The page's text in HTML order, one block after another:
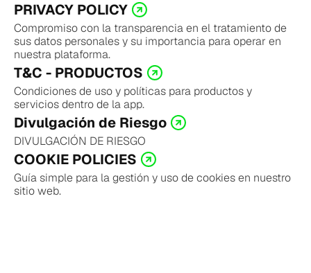
PRIVACY POLICY
Compromiso con la transparencia en el tratamiento de
sus datos personales y su importancia para operar en
nuestra plataforma.
T&C - PRODUCTOS
Condiciones de uso y políticas para productos y
servicios dentro de la app.
Divulgación de Riesgo
DIVULGACIÓN DE RIESGO
COOKIE POLICIES
Guía simple para la gestión y uso de cookies en nuestro
sitio web.